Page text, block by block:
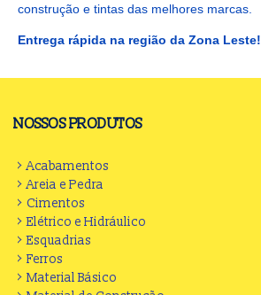
construção e tintas das melhores marcas.
Entrega rápida na região da Zona Leste!
NOSSOS PRODUTOS
Acabamentos
Areia e Pedra
Cimentos
Elétrico e Hidráulico
Esquadrias
Ferros
Material Básico